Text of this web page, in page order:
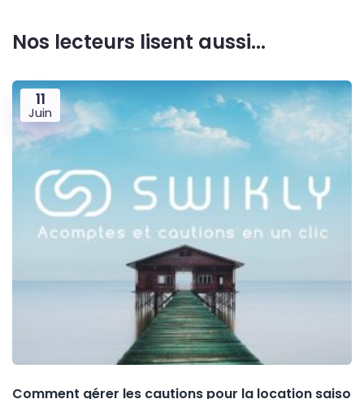
Nos lecteurs lisent aussi...
11
Juin
Comment gérer les cautions pour la location saiso